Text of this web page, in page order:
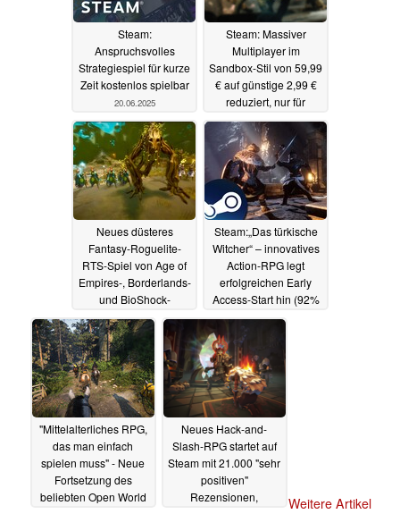
Steam:
Anspruchsvolles
Strategiespiel für kurze
Zeit kostenlos spielbar
20.06.2025
Steam: Massiver
Multiplayer im
Sandbox-Stil von 59,99
€ auf günstige 2,99 €
reduziert, nur für
wenige Tage20.06.2025
Neues düsteres
Fantasy-Roguelite-
RTS-Spiel von Age of
Empires-, Borderlands-
und BioShock-
Veteranen mit Launch-
Rabatt auf Steam
19.06.2025
Steam:„Das türkische
Witcher“ – innovatives
Action-RPG legt
erfolgreichen Early
Access-Start hin (92%
positive Bewertungen)
19.06.2025
"Mittelalterliches RPG,
das man einfach
spielen muss" - Neue
Fortsetzung des
beliebten Open World
Neues Hack-and-
Slash-RPG startet auf
Steam mit 21.000 "sehr
positiven"
Rezensionen,
Weitere Artikel